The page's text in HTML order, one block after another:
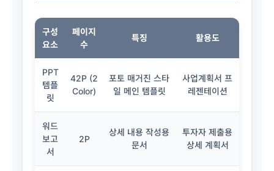
구성
요소
페이지
수
특징 활용도
PPT
템플
릿
42P (2
Color)
포토 매거진 스타
일 메인 템플릿
사업계획서 프
레젠테이션
워드
보고
서
2P
상세 내용 작성용
문서
투자자 제출용
상세 계획서